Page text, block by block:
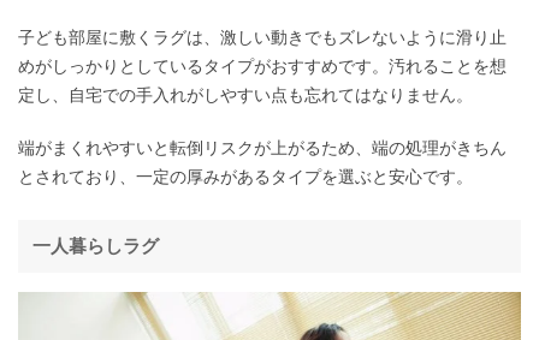
子ども部屋に敷くラグは、激しい動きでもズレないように滑り止
めがしっかりとしているタイプがおすすめです。汚れることを想
定し、自宅での手入れがしやすい点も忘れてはなりません。
端がまくれやすいと転倒リスクが上がるため、端の処理がきちん
とされており、一定の厚みがあるタイプを選ぶと安心です。
一人暮らしラグ